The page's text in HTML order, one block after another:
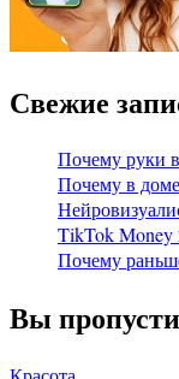
Свежие
Почему руки
Почему в
TikTok Money
Почему
Вы